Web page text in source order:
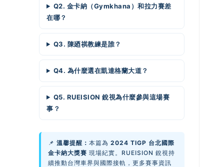
Q2. 金卡納（Gymkhana）和拉力賽差
在哪？
Q3. 陳廼祺教練是誰？
Q4. 為什麼選在凱達格蘭大道？
Q5. RUEISION 銳視為什麼參與這場賽
事？
📌 溫馨提醒： 本篇為 2024 TIGP 台北國際
金卡納大獎賽 現場紀實。RUEISION 銳視持
續推動台灣車界與國際接軌，更多賽事資訊